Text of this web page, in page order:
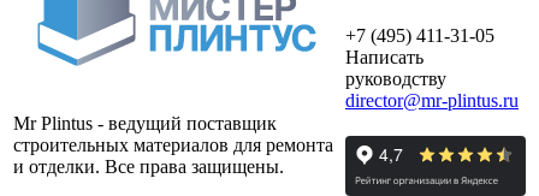
Mr Plintus - ведущий поставщик
строительных материалов для ремонта
и отделки. Все права защищены.
+7 (495) 411-31-05
Написать
руководству
director@mr-plintus.ru